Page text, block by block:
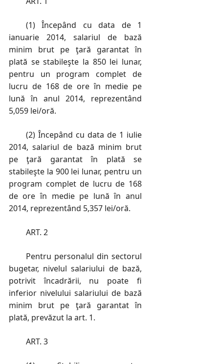
(1) Începând cu data de 1
ianuarie 2014, salariul de bază
minim brut pe ţară garantat în
plată se stabileşte la 850 lei lunar,
pentru un program complet de
lucru de 168 de ore în medie pe
lună în anul 2014, reprezentând
5,059 lei/oră.
(2) Începând cu data de 1 iulie
2014, salariul de bază minim brut
pe ţară garantat în plată se
stabileşte la 900 lei lunar, pentru un
program complet de lucru de 168
de ore în medie pe lună în anul
2014, reprezentând 5,357 lei/oră.
ART. 2
Pentru personalul din sectorul
bugetar, nivelul salariului de bază,
potrivit încadrării, nu poate fi
inferior nivelului salariului de bază
minim brut pe ţară garantat în
plată, prevăzut la art. 1.
ART. 3